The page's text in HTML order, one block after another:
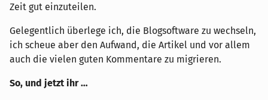
Zeit gut einzuteilen.
Gelegentlich überlege ich, die Blogsoftware zu wechseln,
ich scheue aber den Aufwand, die Artikel und vor allem
auch die vielen guten Kommentare zu migrieren.
So, und jetzt ihr …